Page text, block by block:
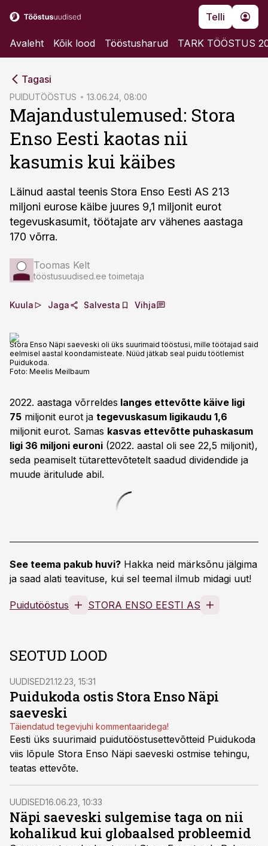
Telli
Avaleht Kõik lood Tööstusharud TARK TÖÖSTUS
Tagasi
PUIDUTÖÖSTUS 13.06.24, 08:00
Majandustulemused: Stora
Enso Eesti kaotas nii
kasumis kui käibes
Läinud aastal teenis Stora Enso Eesti AS 213
miljoni eurose käibe juures 9,1 miljonit eurot
tegevuskasumit, töötajate arv vähenes aastaga
170 võrra.
Toomas Kelt
tööstusuudised.ee toimetaja
Kuula Jaga Salvesta Vihja
Stora Enso Näpi saeveski oli üks suurimaid tööstusi, mille töötajad said
eelmisel aastal koondamisteate. Nüüd jätkab seal puidu töötlemist
Puidukoda.
Foto: Meelis Meilbaum
2022. aastaga võrreldes langes ettevõtte käive ligi
75 miljonit eurot ja tegevuskasum ligikaudu 1,6
miljonit eurot. Samas kasvas ettevõtte puhaskasum
ligi 36 miljoni euroni (2022. aastal oli see 22,5 miljonit),
seda peamiselt tütarettevõtetelt saadud dividendide ja
muude äritulude abil.
See teema pakub huvi? Hakka neid märksõnu jälgima
ja saad alati teavituse, kui sel teemal ilmub midagi uut!
Puidutööstus STORA ENSO EESTI AS
SEOTUD LOOD
UUDISED21.12.23, 15:31
Puidukoda ostis Stora Enso Näpi
saeveski
Täiendatud tegevjuhi kommentaaridega!
Eesti üks suurimaid puidutööstusettevõtteid Puidukoda
viis lõpule Stora Enso Näpi saeveski ostmise tehingu,
teatas ettevõte.
UUDISED16.06.23, 10:33
Näpi saeveski sulgemise taga on nii
kohalikud kui globaalsed probleemid